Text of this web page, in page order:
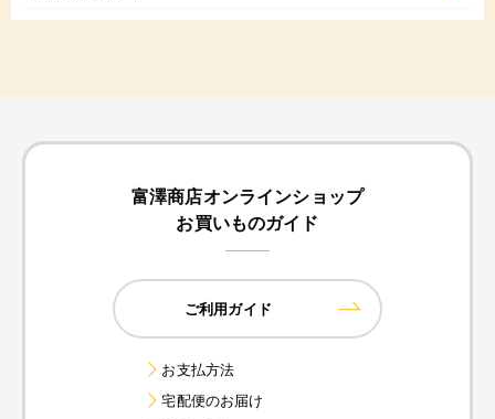
富澤商店オンラインショップ
お買いものガイド
ご利用ガイド
お支払方法
宅配便のお届け